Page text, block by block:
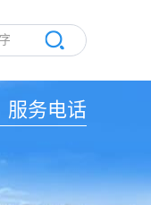
服务电话